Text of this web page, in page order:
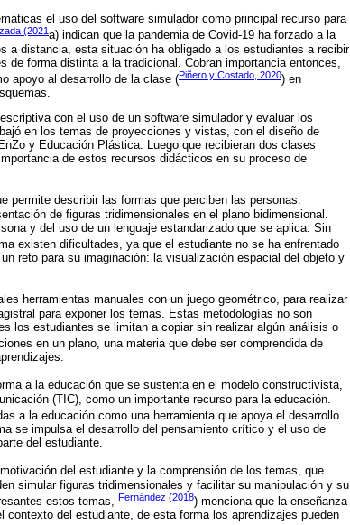
el uso del software simulador como principal recurso para
(2021 a) indican que la pandemia de Covid-19 ha forzado a la
a distancia, esta situación ha obligado a los estudiantes a recibir
forma distinta a la tradicional. Cobran importancia entonces,
apoyo al desarrollo de la clase (Piñero y Costado, 2020) en
con el uso de un software simulador y evaluar los
en los temas de proyecciones y vistas, con el diseño de
y Educación Plástica. Luego que recibieran dos clases
de estos recursos didácticos en su proceso de
permite describir las formas que perciben las personas.
de figuras tridimensionales en el plano bidimensional.
y del uso de un lenguaje estandarizado que se aplica. Sin
existen dificultades, ya que el estudiante no se ha enfrentado
reto para su imaginación: la visualización espacial del objeto y
herramientas manuales con un juego geométrico, para realizar
para exponer los temas. Estas metodologías no son
los estudiantes se limitan a copiar sin realizar algún análisis o
en un plano, una materia que debe ser comprendida de
a la educación que se sustenta en el modelo constructivista,
(TIC), como un importante recurso para la educación.
a la educación como una herramienta que apoya el desarrollo
se impulsa el desarrollo del pensamiento crítico y el uso de
del estudiante.
del estudiante y la comprensión de los temas, que
simular figuras tridimensionales y facilitar su manipulación y su
estos temas, Fernández (2018) menciona que la enseñanza
del estudiante, de esta forma los aprendizajes pueden